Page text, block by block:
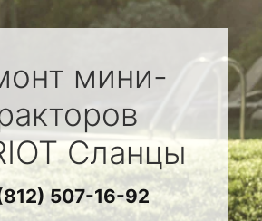
мини-
Сланцы
507-16-92